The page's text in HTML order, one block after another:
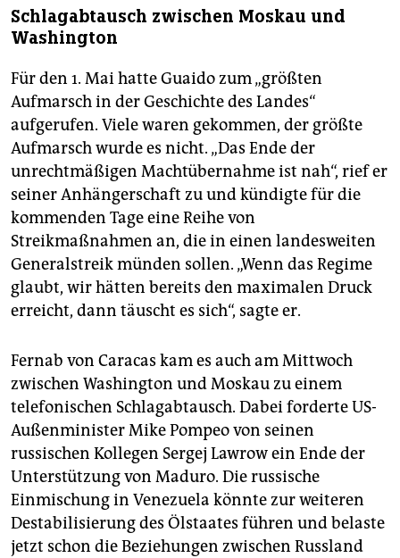
Schlagabtausch zwischen Moskau und
Washington
Für den 1. Mai hatte Guaido zum „größten
Aufmarsch in der Geschichte des Landes“
aufgerufen. Viele waren gekommen, der größte
Aufmarsch wurde es nicht. „Das Ende der
unrechtmäßigen Machtübernahme ist nah“, rief er
seiner Anhängerschaft zu und kündigte für die
kommenden Tage eine Reihe von
Streikmaßnahmen an, die in einen landesweiten
Generalstreik münden sollen. „Wenn das Regime
glaubt, wir hätten bereits den maximalen Druck
erreicht, dann täuscht es sich“, sagte er.
Fernab von Caracas kam es auch am Mittwoch
zwischen Washington und Moskau zu einem
telefonischen Schlagabtausch. Dabei forderte US-
Außenminister Mike Pompeo von seinen
russischen Kollegen Sergej Lawrow ein Ende der
Unterstützung von Maduro. Die russische
Einmischung in Venezuela könnte zur weiteren
Destabilisierung des Ölstaates führen und belaste
jetzt schon die Beziehungen zwischen Russland